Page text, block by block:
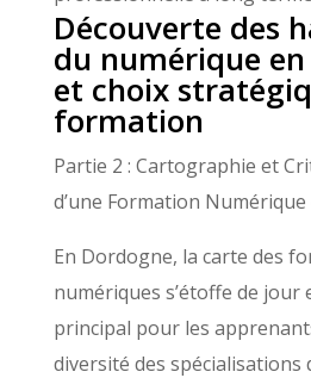
Découverte des
du numérique
et choix
formation
Partie 2 : Cartographie et
d’une Formation
En Dordogne, la carte des
numériques s’étoffe de jour
principal pour les
diversité des spécialisations